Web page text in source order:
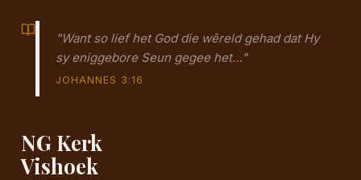
"Want so lief het God die wêreld gehad dat Hy
sy eniggebore Seun gegee het…"
JOHANNES 3:16
NG Kerk
Vishoek